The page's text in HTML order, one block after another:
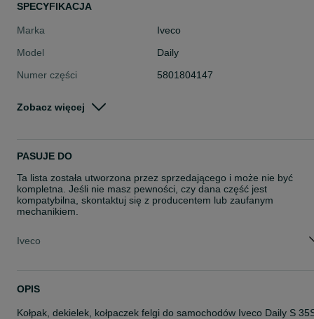
SPECYFIKACJA
Marka
Iveco
Model
Daily
Numer części
5801804147
miesiącach)
Stan
Nowe
Zobacz więcej
PASUJE DO
Ta lista została utworzona przez sprzedającego i może nie być
kompletna. Jeśli nie masz pewności, czy dana część jest
kompatybilna, skontaktuj się z producentem lub zaufanym
mechanikiem.
Iveco
OPIS
Kołpak, dekielek, kołpaczek felgi do samochodów Iveco Daily S